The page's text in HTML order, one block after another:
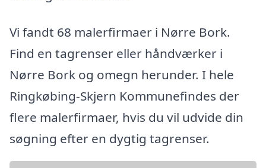
Vi fandt 68 malerfirmaer i Nørre Bork.
Find en tagrenser eller håndværker i
Nørre Bork og omegn herunder. I hele
Ringkøbing-Skjern Kommunefindes der
flere malerfirmaer, hvis du vil udvide din
søgning efter en dygtig tagrenser.